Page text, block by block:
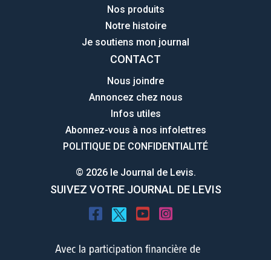
Nos produits
Notre histoire
Je soutiens mon journal
CONTACT
Nous joindre
Annoncez chez nous
Infos utiles
Abonnez-vous à nos infolettres
POLITIQUE DE CONFIDENTIALITÉ
© 2026 le Journal de Levis.
SUIVEZ VOTRE JOURNAL DE LEVIS